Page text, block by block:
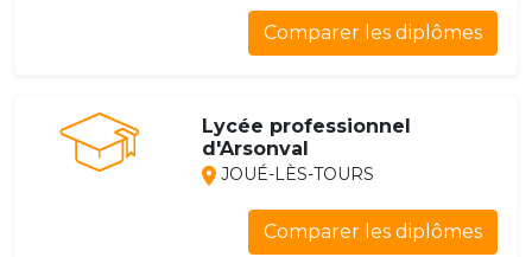
Comparer les diplômes
Lycée professionnel
d'Arsonval
JOUÉ-LÈS-TOURS
Comparer les diplômes